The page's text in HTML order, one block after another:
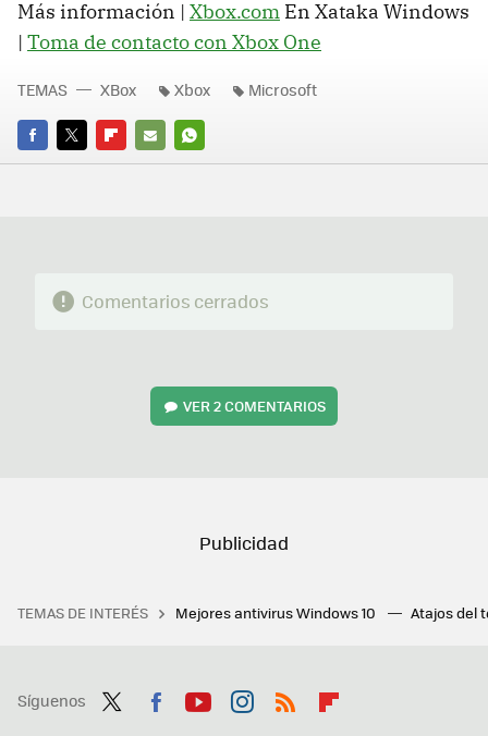
Más información | Xbox.com En Xataka Windows
| Toma de contacto con Xbox One
FACEBOOK
TWITTERFLIPBOARD
E-
WHATSAPP
TEMAS XBox Xbox Microsoft
Comentarios cerrados
VER2 COMENTARIOS
TEMAS DE INTERÉS Mejores antivirus Windows 10 Atajos del
Síguenos